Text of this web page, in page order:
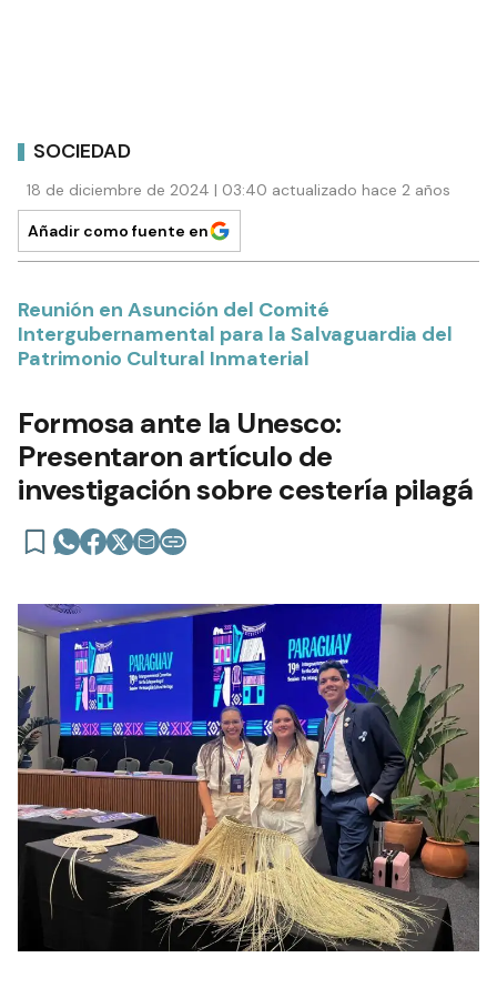
SOCIEDAD
18 de diciembre de 2024 | 03:40 actualizado hace 2 años
Añadir como fuente en
Reunión en Asunción del Comité
Intergubernamental para la Salvaguardia del
Patrimonio Cultural Inmaterial
Formosa ante la Unesco:
Presentaron artículo de
investigación sobre cestería pilagá